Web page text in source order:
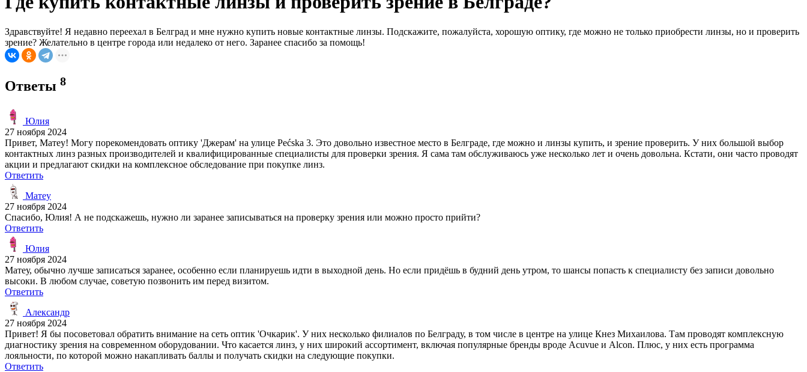
Здравствуйте! Я недавно переехал в Белград и мне нужно купить новые контактные линзы. Подскажите, пожалуйста, хорошую оптику, где можно не только приобрести линзы, но и проверить
зрение? Желательно в центре города или недалеко от него. Заранее спасибо за помощь!
Ответы 8
Юлия
27 ноября 2024
Привет, Матеу! Могу порекомендовать оптику 'Джерам' на улице Pećska 3. Это довольно известное место в Белграде, где можно и линзы купить, и зрение проверить. У них большой выбор
контактных линз разных производителей и квалифицированные специалисты для проверки зрения. Я сама там обслуживаюсь уже несколько лет и очень довольна. Кстати, они часто проводят
акции и предлагают скидки на комплексное обследование при покупке линз.
Ответить
Матеу
27 ноября 2024
Спасибо, Юлия! А не подскажешь, нужно ли заранее записываться на проверку зрения или можно просто прийти?
Ответить
Юлия
27 ноября 2024
Матеу, обычно лучше записаться заранее, особенно если планируешь идти в выходной день. Но если придёшь в будний день утром, то шансы попасть к специалисту без записи довольно
высоки. В любом случае, советую позвонить им перед визитом.
Ответить
Александр
27 ноября 2024
Привет! Я бы посоветовал обратить внимание на сеть оптик 'Очкарик'. У них несколько филиалов по Белграду, в том числе в центре на улице Кнез Михаилова. Там проводят комплексную
диагностику зрения на современном оборудовании. Что касается линз, у них широкий ассортимент, включая популярные бренды вроде Acuvue и Alcon. Плюс, у них есть программа
лояльности, по которой можно накапливать баллы и получать скидки на следующие покупки.
Ответить